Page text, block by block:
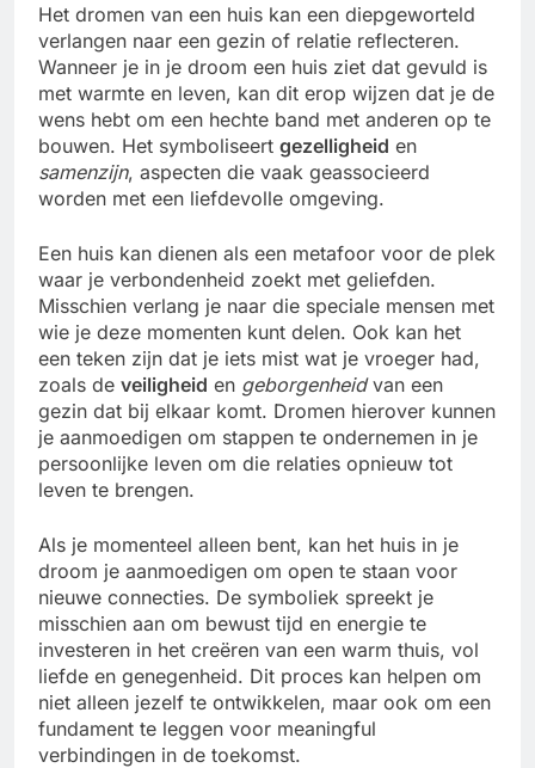
Het dromen van een huis kan een diepgeworteld
verlangen naar een gezin of relatie reflecteren.
Wanneer je in je droom een huis ziet dat gevuld is
met warmte en leven, kan dit erop wijzen dat je de
wens hebt om een hechte band met anderen op te
bouwen. Het symboliseert gezelligheid en
samenzijn, aspecten die vaak geassocieerd
worden met een liefdevolle omgeving.
Een huis kan dienen als een metafoor voor de plek
waar je verbondenheid zoekt met geliefden.
Misschien verlang je naar die speciale mensen met
wie je deze momenten kunt delen. Ook kan het
een teken zijn dat je iets mist wat je vroeger had,
zoals de veiligheid en geborgenheidvan een
gezin dat bij elkaar komt. Dromen hierover kunnen
je aanmoedigen om stappen te ondernemen in je
persoonlijke leven om die relaties opnieuw tot
leven te brengen.
Als je momenteel alleen bent, kan het huis in je
droom je aanmoedigen om open te staan voor
nieuwe connecties. De symboliek spreekt je
misschien aan om bewust tijd en energie te
investeren in het creëren van een warm thuis, vol
liefde en genegenheid. Dit proces kan helpen om
niet alleen jezelf te ontwikkelen, maar ook om een
fundament te leggen voor meaningful
verbindingen in de toekomst.